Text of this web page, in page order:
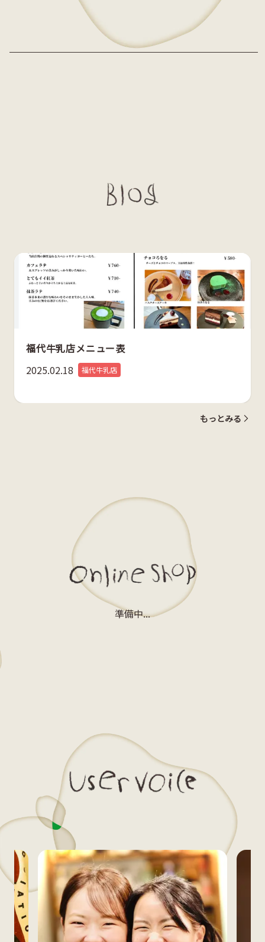
福代牛乳店メニュー表
2025.02.18
福代牛乳店
もっとみる
準備中...